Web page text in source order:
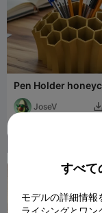
Pen Holder
JoseV 
すべて
モデルの詳細情報